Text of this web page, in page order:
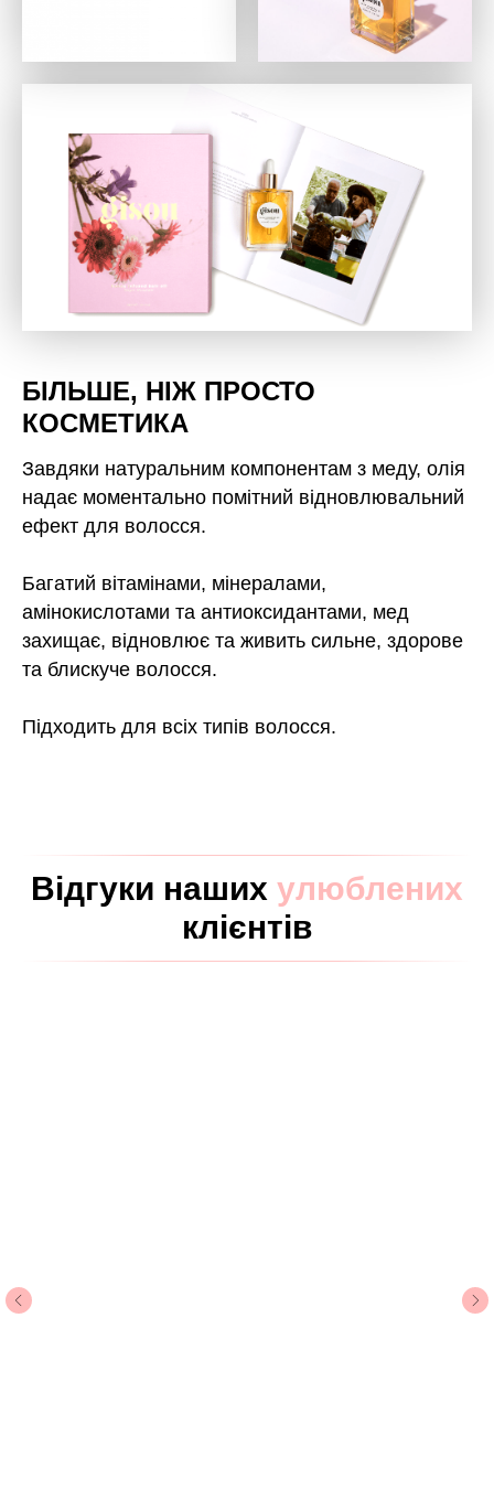
БІЛЬШЕ, НІЖ ПРОСТО
КОСМЕТИКА
Завдяки натуральним компонентам з меду, олія
надає моментально помітний відновлювальний
ефект для волосся.
Багатий вітамінами, мінералами,
амінокислотами та антиоксидантами, мед
захищає, відновлює та живить сильне, здорове
та блискуче волосся.
Підходить для всіх типів волосся.
Відгуки наших улюблених
клієнтів